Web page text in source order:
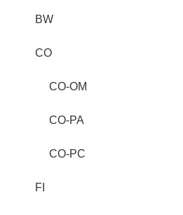
BW
CO
CO-OM
CO-PA
CO-PC
FI